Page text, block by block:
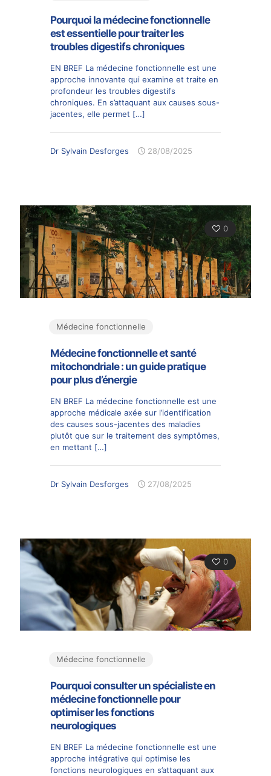
Pourquoi la médecine fonctionnelle
est essentielle pour traiter les
troubles digestifs chroniques
EN BREF La médecine fonctionnelle est une
approche innovante qui examine et traite en
profondeur les troubles digestifs
chroniques. En s’attaquant aux causes sous-
jacentes, elle permet […]
Dr Sylvain Desforges 28/08/2025
0
Médecine fonctionnelle
Médecine fonctionnelle et santé
mitochondriale : un guide pratique
pour plus d’énergie
EN BREF La médecine fonctionnelle est une
approche médicale axée sur l’identification
des causes sous-jacentes des maladies
plutôt que sur le traitement des symptômes,
en mettant […]
Dr Sylvain Desforges 27/08/2025
0
Médecine fonctionnelle
Pourquoi consulter un spécialiste en
médecine fonctionnelle pour
optimiser les fonctions
neurologiques
EN BREF La médecine fonctionnelle est une
approche intégrative qui optimise les
fonctions neurologiques en s’attaquant aux